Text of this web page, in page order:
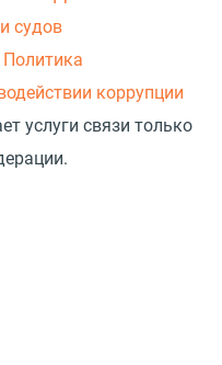
судов
Политика
коррупции
услуги связи только